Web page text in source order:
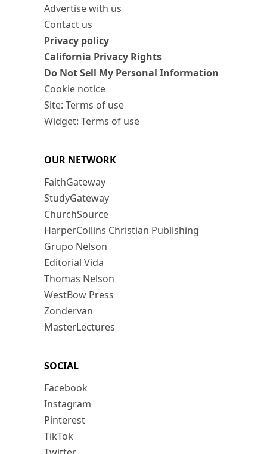
Advertise with us
Contact us
Privacy policy
California Privacy Rights
Do Not Sell My Personal Information
Cookie notice
Site: Terms of use
Widget: Terms of use
OUR NETWORK
FaithGateway
StudyGateway
ChurchSource
HarperCollins Christian Publishing
Grupo Nelson
Editorial Vida
Thomas Nelson
WestBow Press
Zondervan
MasterLectures
SOCIAL
Facebook
Instagram
Pinterest
TikTok